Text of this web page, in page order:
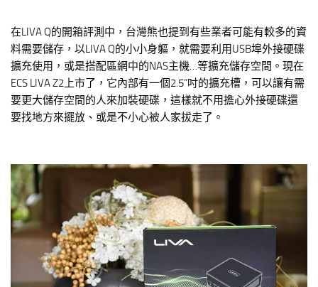
在LIVA Q的開箱評測中，台灣熊也提到有些業者可能有較多的資
料需要儲存，以LIVA Q的小小身軀，就需要利用USB埠外接硬碟
擴充使用，或是搭配區網中的NAS主機…等擴充儲存空間。現在
ECS LIVA Z2上市了，它內部有一個2.5”吋的擴充槽，可以讓有需
要更大儲存空間的人來加裝硬碟，這樣就不用擔心外接硬碟還
要找地方來擺放、或是不小心被人家拔走了。